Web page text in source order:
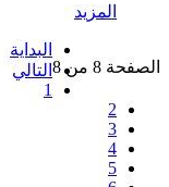
المزيد
الصفحة 8 من 8
البداية
التالي
1
2
3
4
5